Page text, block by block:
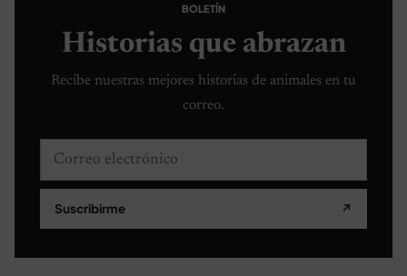
BOLETÍN
Historias que abrazan
Recibe nuestras mejores historias de animales en tu
correo.
Correo electrónico
Suscribirme ↗